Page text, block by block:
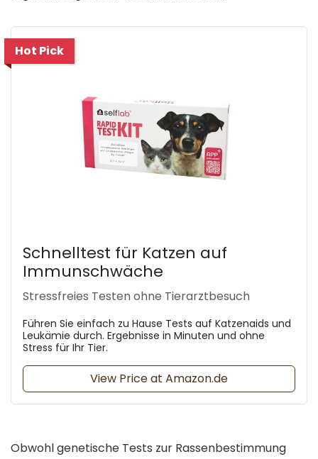
Hot Pick
Schnelltest für Katzen auf
Immunschwäche
Stressfreies Testen ohne Tierarztbesuch
Führen Sie einfach zu Hause Tests auf Katzenaids und
Leukämie durch. Ergebnisse in Minuten und ohne
Stress für Ihr Tier.
View Price at Amazon.de
Obwohl genetische Tests zur Rassenbestimmung